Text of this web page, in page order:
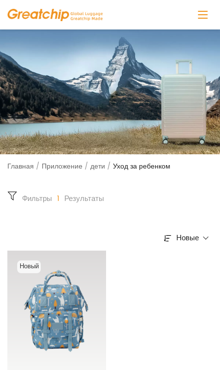
Главная / Приложение / дети / Уход за ребенком
Фильтры 1 Результаты
Новые
Новый